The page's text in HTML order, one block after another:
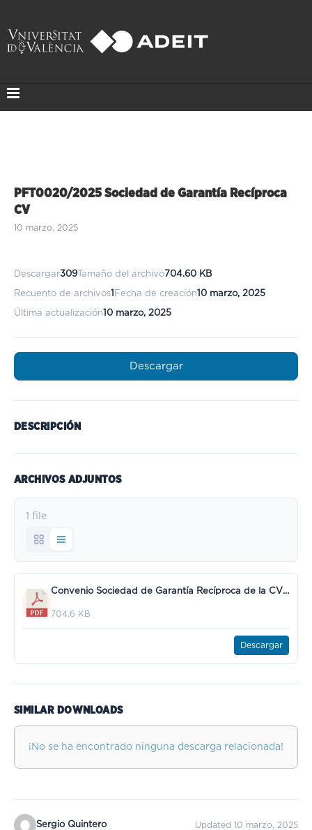
PFT0020/2025 Sociedad de Garantía Recíproca
CV
10 marzo, 2025
Descargar309 Tamaño del archivo704.60 KB
Recuento de archivos1 Fecha de creación10 marzo, 2025
Última actualización10 marzo, 2025
Descargar
DESCRIPCIÓN
ARCHIVOS ADJUNTOS
1 file
Convenio Sociedad de Garantía Recíproca de la CV (II).pdf
704.6 KB
Descargar
SIMILAR DOWNLOADS
¡No se ha encontrado ninguna descarga relacionada!
Sergio Quintero Updated 10 marzo, 2025